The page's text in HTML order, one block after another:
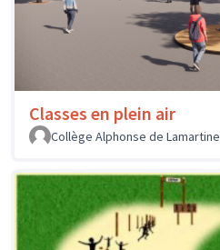
Classes en plein air
Collège Alphonse de Lamartine